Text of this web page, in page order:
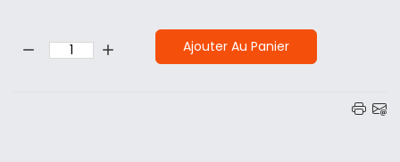
Ajouter Au Panier